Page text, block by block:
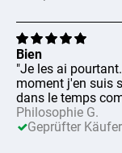
Bien
"Je les ai
moment j'en suis
dans le temps
Philosophie G.
Geprüfter Käufer